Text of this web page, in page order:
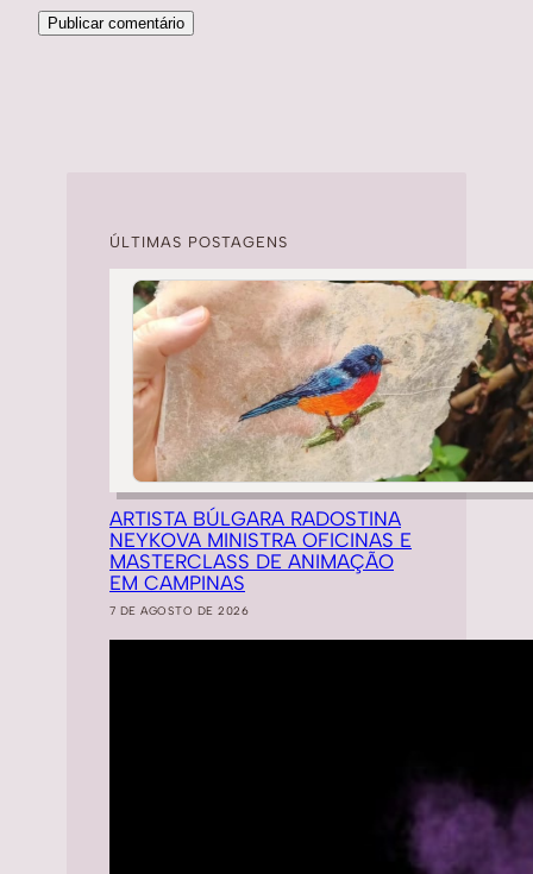
ÚLTIMAS POSTAGENS
ARTISTA BÚLGARA RADOSTINA
NEYKOVA MINISTRA OFICINAS E
MASTERCLASS DE ANIMAÇÃO
EM CAMPINAS
7 DE AGOSTO DE 2026